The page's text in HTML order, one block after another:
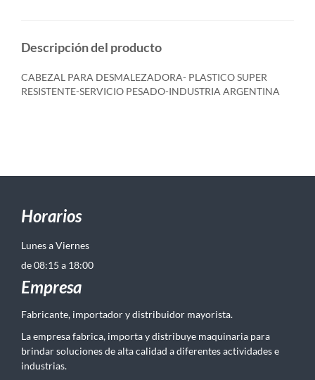
Descripción del producto
CABEZAL PARA DESMALEZADORA- PLASTICO SUPER
RESISTENTE-SERVICIO PESADO-INDUSTRIA ARGENTINA
Horarios
Lunes a Viernes
de 08:15 a 18:00
Empresa
Fabricante, importador y distribuidor mayorista.
La empresa fabrica, importa y distribuye maquinaria para
brindar soluciones de alta calidad a diferentes actividades e
industrias.